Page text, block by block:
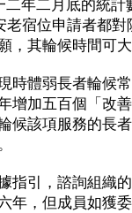
年二月底的統計
老宿位申請者都
，其輪候時間可
體弱長者輪候常
增加五百個「改
候該項服務的長
引，諮詢組織的
年，但成員如獲